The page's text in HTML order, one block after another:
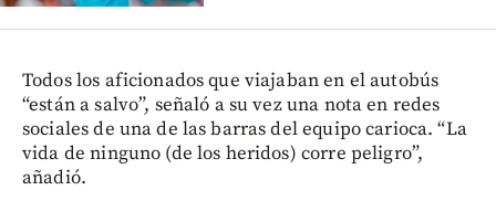
Todos los aficionados que viajaban en el autobús
“están a salvo”, señaló a su vez una nota en redes
sociales de una de las barras del equipo carioca. “La
vida de ninguno (de los heridos) corre peligro”,
añadió.